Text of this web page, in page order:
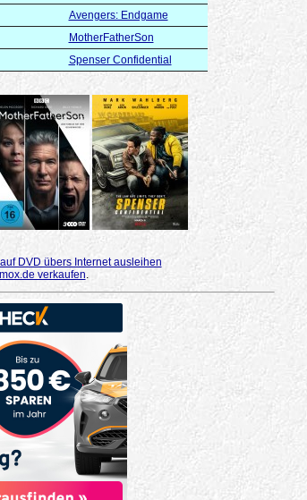
Avengers: Endgame
MotherFatherSon
Spenser Confidential
auf DVD übers Internet ausleihen
verkaufen.